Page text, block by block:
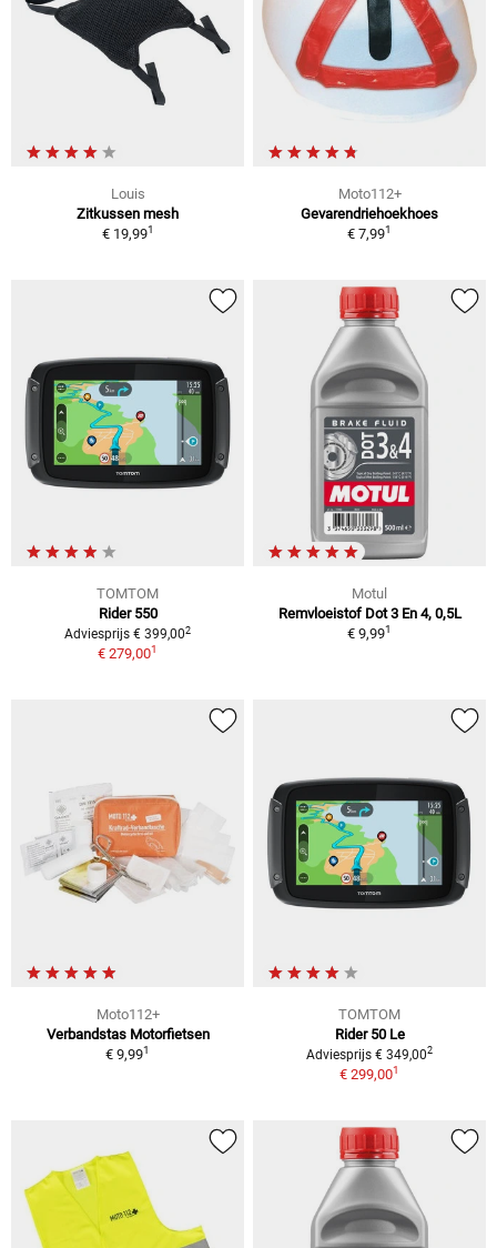
Louis
Zitkussen mesh
€ 19,991
Moto112+
Gevarendriehoekhoes
€ 7,991
TOMTOM
Rider 550
Adviesprijs € 399,002
€ 279,001
Motul
Remvloeistof Dot 3 En 4, 0,5L
€ 9,991
Moto112+
Verbandstas Motorfietsen
€ 9,991
TOMTOM
Rider 50 Le
Adviesprijs € 349,002
€ 299,001